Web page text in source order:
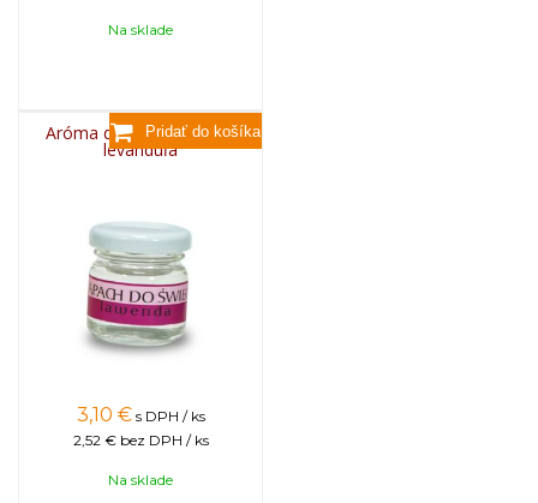
Na sklade
Aróma do sviečok, 25g -
levanduľa
3,10 € s DPH / ks
2,52 € bez DPH / ks
Na sklade